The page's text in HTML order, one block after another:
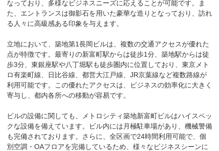
なっており、多様なビジネスニーズに応えることが可能です。ま
た、エントランスは御影石を用いた豪華な造りとなっており、訪れ
る人々に高級感ある印象を与えます。
立地において、築地第1長岡ビルは、複数の交通アクセスが優れた
点が特徴です。最寄りの新富町駅からは徒歩1分、築地駅からは徒
歩3分、東銀座駅や八丁堀駅も徒歩圏内に位置しており、東京メト
ロ有楽町線、日比谷線、都営大江戸線、JR京葉線など複数路線が
利用可能です。この優れたアクセスは、ビジネスの効率化に大きく
寄与し、都内各所への移動が容易です。
ビルの設備に関しても、メトロシティ築地新富町ビルはハイスペッ
クな設備を備えています。ビル内には月極駐車場があり、機械警備
も完備されております。さらに、全区画で24時間利用可能で、個
別空調・OAフロアを完備しているため、様々なビジネスシーンに